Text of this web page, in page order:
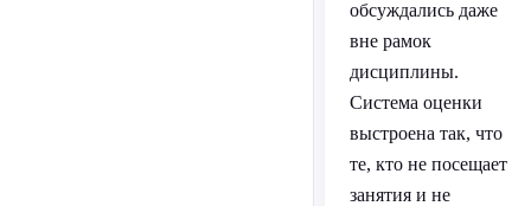
обсуждались даже
вне рамок
дисциплины.
Система оценки
выстроена так, что
те, кто не посещает
занятия и не